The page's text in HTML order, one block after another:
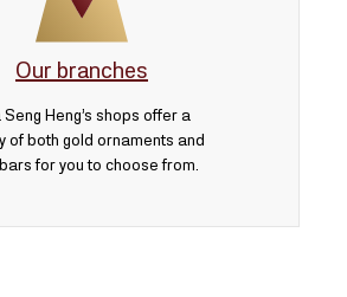
Our branches
Seng Heng’s shops offer a
of both gold ornaments and
for you to choose from.